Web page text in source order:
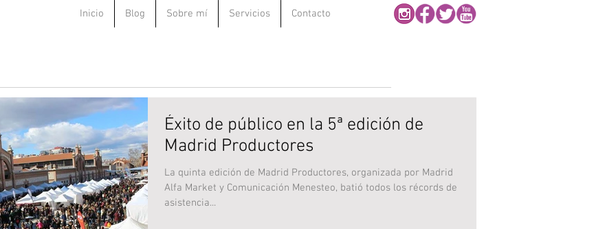
Inicio Blog Sobre mí Servicios Contacto
Éxito de público en la 5ª edición de
Madrid Productores
La quinta edición de Madrid Productores, organizada por Madrid
Alfa Market y Comunicación Menesteo, batió todos los récords de
asistencia...